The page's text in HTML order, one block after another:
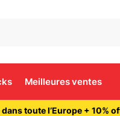
Meilleures ventes
toute l’Europe + 10%